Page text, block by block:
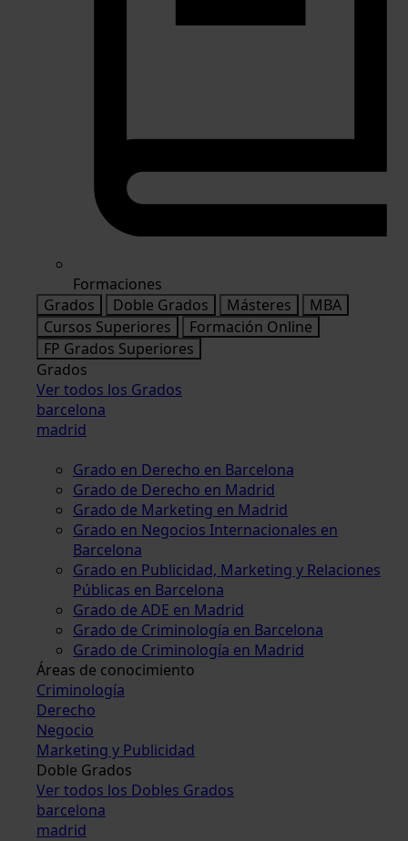
Formaciones
Grados
Doble Grados Másteres
MBA
Cursos Superiores
Formación Online
FP Grados Superiores
Grados
Ver todos los Grados
barcelona
madrid
Grado en Derecho en Barcelona
Grado de Derecho en Madrid
Grado de Marketing en Madrid
Grado en Negocios Internacionales en
Barcelona
Grado en Publicidad, Marketing y Relaciones
Públicas en Barcelona
Grado de ADE en Madrid
Grado de Criminología en Barcelona
Grado de Criminología en Madrid
Áreas de conocimiento
Criminología
Derecho
Negocio
Marketing y Publicidad
Doble Grados
Ver todos los Dobles Grados
barcelona
madrid